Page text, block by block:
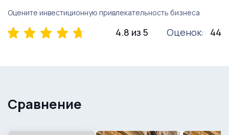
Оцените инвестиционную привлекательность бизнеса
4.8 из 5 Оценок: 44
Сравнение